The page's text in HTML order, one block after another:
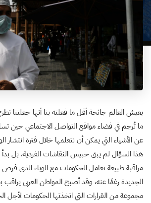
يعيش العالم جائحة أقل ما فعلته بنا أنها جعلتنا
ما تُرجم في فضاء مواقع التواصل الاجتماعي حين
عن الأشياء التي يمكن أن نتعلمها خلال فترة انتشار
هذا السؤال لم يبق حبيس النقاشات الفردية، بل بدأ
مراقبة طبيعة تعامل الحكومات مع الوباء الذي فرض
الجديدة رغمًا عنه، وقد أصبح المواطن العربي يراقب
مجموعة من القرارات التي اتخذتها الحكومات لأجل